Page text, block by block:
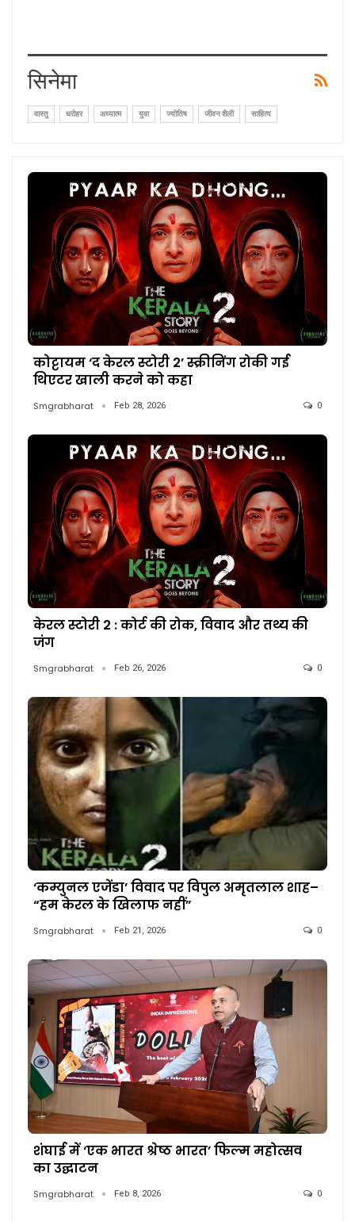
सिनेमा
वास्तु धरोहर अध्यात्म युवा ज्योतिष जीवन शैली साहित्य
कोट्टायम ‘द केरल स्टोरी 2’ स्क्रीनिंग रोकी गई
थिएटर खाली करने को कहा
Smgrabharat Feb 28, 2026 0
केरल स्टोरी 2 : कोर्ट की रोक, विवाद और तथ्य की
जंग
Smgrabharat Feb 26, 2026 0
‘कम्युनल एजेंडा’ विवाद पर विपुल अमृतलाल शाह–
“हम केरल के खिलाफ नहीं”
Smgrabharat Feb 21, 2026 0
शंघाई में ‘एक भारत श्रेष्ठ भारत’ फिल्म महोत्सव
का उद्घाटन
Smgrabharat Feb 8, 2026 0